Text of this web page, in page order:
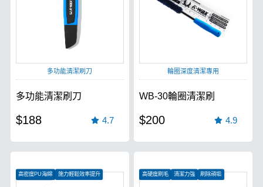
多功能清潔刷刀
多功能清潔刷刀
$188 4.7
輪圈深度清潔專用
WB-30輪圈清潔刷
$200 4.9
高密度PU海綿
施力輕鬆效率提升
高硬度刷毛 清潔力強 刷除頑垢